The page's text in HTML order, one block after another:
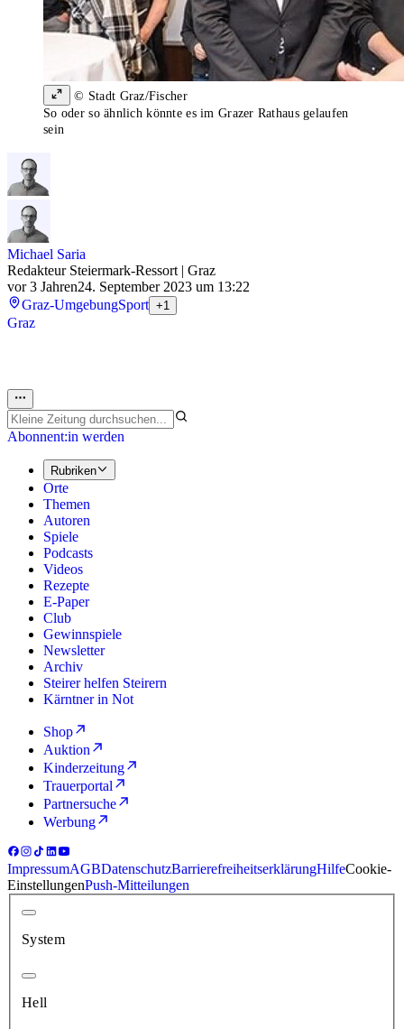
© Stadt Graz/Fischer
So oder so ähnlich könnte es im Grazer Rathaus gelaufen
sein
Michael Saria
Redakteur Steiermark-Ressort | Graz
vor 3 Jahren24. September 2023 um 13:22
Graz-UmgebungSport +1
Graz
Abonnent:in werden
Rubriken
Orte
Themen
Autoren
Spiele
Podcasts
Videos
Rezepte
E-Paper
Club
Gewinnspiele
Newsletter
Archiv
Steirer helfen Steirern
Kärntner in Not
Shop
Auktion
Kinderzeitung
Trauerportal
Partnersuche
Werbung
ImpressumAGBDatenschutzBarrierefreiheitserklärungHilfeCookie-
EinstellungenPush-Mitteilungen
System
Hell